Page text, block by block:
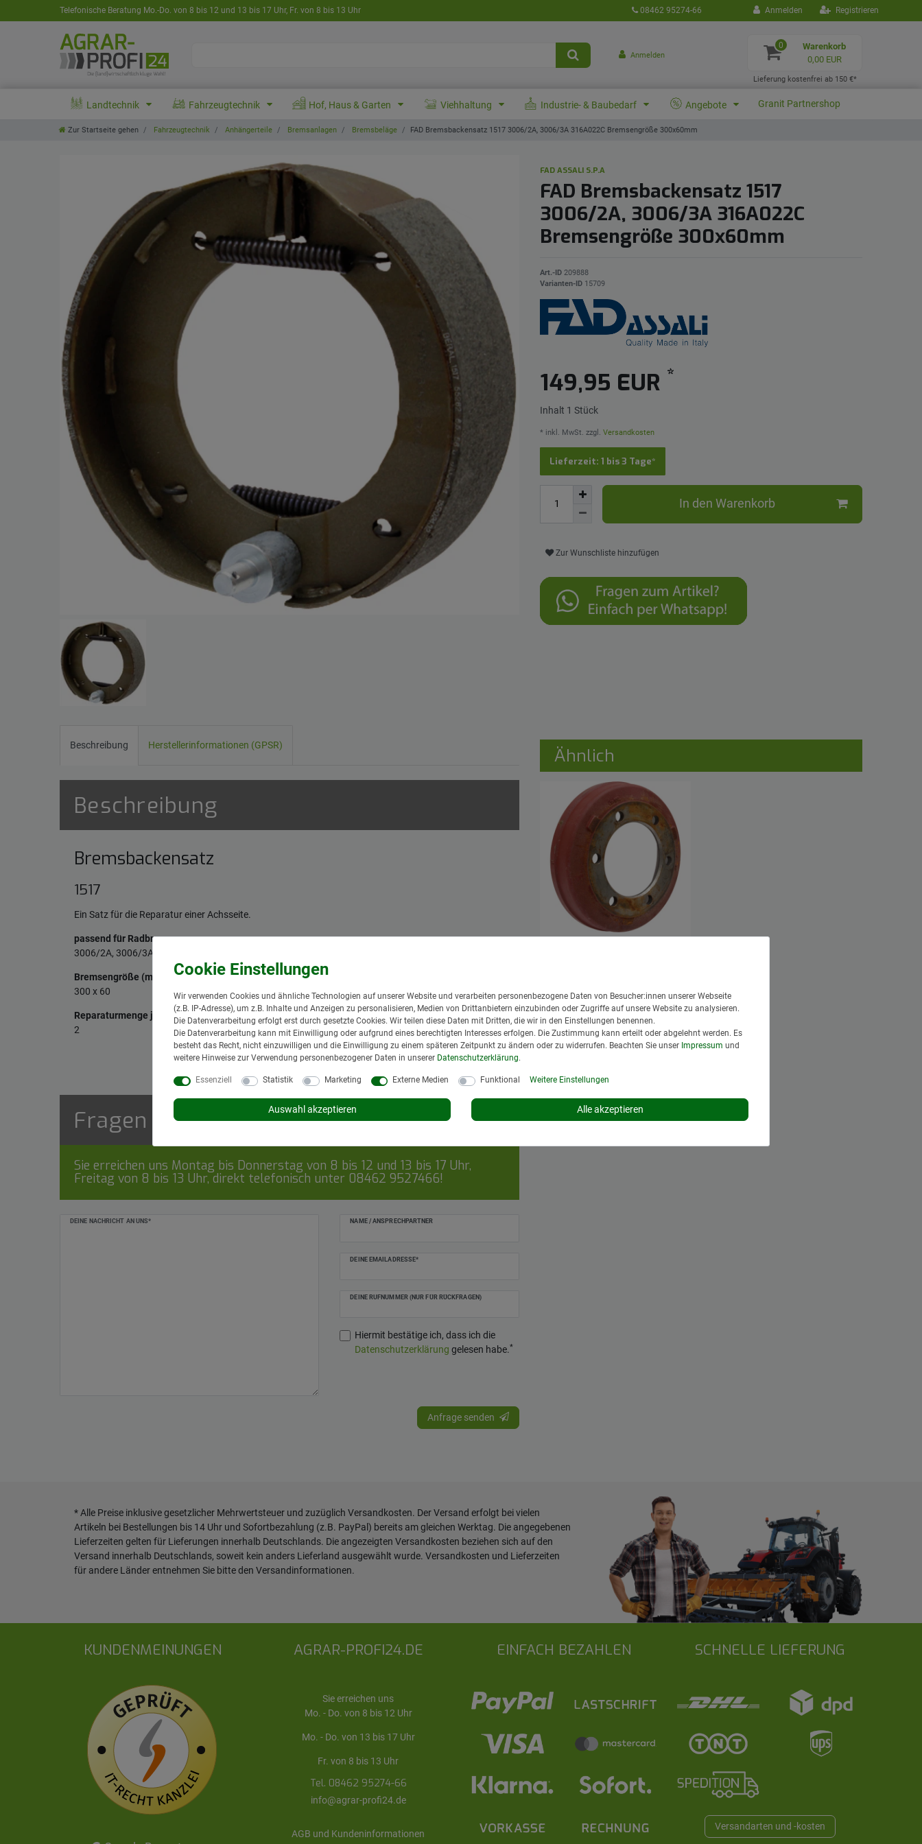
Telefonische Beratung Mo.-Do. von 8 bis 12 und 13 bis 17 Uhr, Fr. von 8 bis 13 Uhr 08462 95274-66 Anmelden Registrieren
Anmelden
0
Warenkorb
0,00 EUR
Lieferung kostenfrei ab 150 €*
Landtechnik Fahrzeugtechnik Hof, Haus & Garten Viehhaltung Industrie- & Baubedarf Angebote Granit Partnershop
Zur Startseite gehen Fahrzeugtechnik Anhängerteile Bremsanlagen Bremsbeläge FAD Bremsbackensatz 1517 3006/2A, 3006/3A 316A022C Bremsengröße 300x60mm
FAD ASSALI S.P.A
FAD Bremsbackensatz 1517
3006/2A, 3006/3A 316A022C
Bremsengröße 300x60mm
Art.-ID 209888
Varianten-ID 15709
149,95 EUR *
Inhalt 1 Stück
* inkl. MwSt. zzgl. Versandkosten
Lieferzeit: 1 bis 3 Tage*
In den Warenkorb
Zur Wunschliste hinzufügen
Beschreibung Herstellerinformationen (GPSR)
Beschreibung
Bremsbackensatz
1517
Ein Satz für die Reparatur einer Achsseite.
passend für Radbremse
3006/2A, 3006/3A
Bremsengröße (mm)
300 x 60
Reparaturmenge je Achse
2
Fragen zum Artikel
Sie erreichen uns Montag bis Donnerstag von 8 bis 12 und 13 bis 17 Uhr,
Freitag von 8 bis 13 Uhr, direkt telefonisch unter 08462 9527466!
DEINE NACHRICHT AN UNS* NAME / ANSPRECHPARTNER
DEINE EMAILADRESSE*
DEINE RUFNUMMER (NUR FÜR RÜCKFRAGEN)
Hiermit bestätige ich, dass ich die
Daten­schutz­erklärung gelesen habe.*
Ceres::Template.mailFormHoneypotLabel
Anfrage senden
Ähnlich
114,95 € *
Lieferzeit: 1 bis 3 Tage*
*inkl. MwSt.zzgl.Versand
* Alle Preise inklusive gesetzlicher Mehrwertsteuer und zuzüglich Versandkosten. Der Versand erfolgt bei vielen
Artikeln bei Bestellungen bis 14 Uhr und Sofortbezahlung (z.B. PayPal) bereits am gleichen Werktag. Die angegebenen
Lieferzeiten gelten für Lieferungen innerhalb Deutschlands. Die angezeigten Versandkosten beziehen sich auf den
Versand innerhalb Deutschlands, soweit kein anders Lieferland ausgewählt wurde. Versandkosten und Lieferzeiten
für andere Länder entnehmen Sie bitte den Versandinformationen.
EINFACH BEZAHLEN SCHNELLE LIEFERUNG
Versandarten und -kosten
KUNDENMEINUNGEN AGRAR-PROFI24.DE
Sie erreichen uns
Mo. - Do. von 8 bis 12 Uhr
Mo. - Do. von 13 bis 17 Uhr
Fr. von 8 bis 13 Uhr
Tel. 08462 95274-66
info@agrar-profi24.de
AGB und Kundeninformationen
Wir verwenden Cookies und ähnliche Technologien auf unserer Website und verarbeiten personenbezogene Daten von Besucher:innen unserer Webseite
(z.B. IP-Adresse), um z.B. Inhalte und Anzeigen zu personalisieren, Medien von Drittanbietern einzubinden oder Zugriffe auf unsere Website zu analysieren.
Die Datenverarbeitung erfolgt erst durch gesetzte Cookies. Wir teilen diese Daten mit Dritten, die wir in den Einstellungen benennen.
Die Datenverarbeitung kann mit Einwilligung oder aufgrund eines berechtigten Interesses erfolgen. Die Zustimmung kann erteilt oder abgelehnt werden. Es
besteht das Recht, nicht einzuwilligen und die Einwilligung zu einem späteren Zeitpunkt zu ändern oder zu widerrufen. Beachten Sie unser Impressum und
weitere Hinweise zur Verwendung personenbezogener Daten in unserer Daten­schutz­erklärung.
Essenziell Statistik Marketing Externe Medien Funktional Weitere Einstellungen
Alle akzeptieren
Auswahl akzeptieren